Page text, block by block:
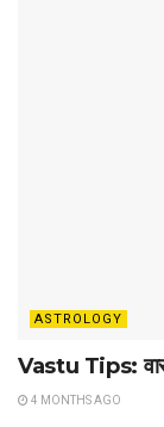
ASTROLOGY
Vastu Tips:
4 MONTHS AGO